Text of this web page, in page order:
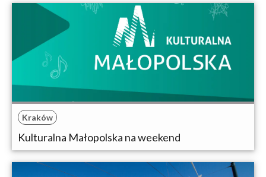
Kraków
Kulturalna Małopolska na weekend